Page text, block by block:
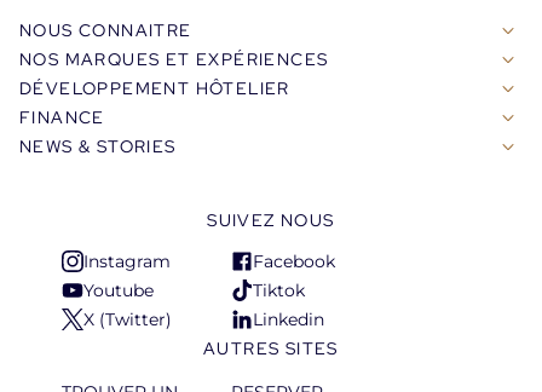
NOUS CONNAITRE
NOS MARQUES ET EXPÉRIENCES
DÉVELOPPEMENT HÔTELIER
FINANCE
NEWS & STORIES
SUIVEZ NOUS
Instagram
S'ouvre
dans
un
Facebook
S'ouvre
dans
un
nouvel
Youtube
S'ouvre
dans
nouvel
Tiktok
S'ouvre
dans
un
nouvel
X (Twitter)
S'ouvre
un
Linkedin
S'ouvre
dans
un
AUTRES SITES